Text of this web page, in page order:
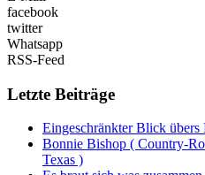
facebook
twitter
Whatsapp
RSS-Feed
Letzte Beiträge
Eingeschränkter Blick
Bonnie Bishop ( Country-
Texas )